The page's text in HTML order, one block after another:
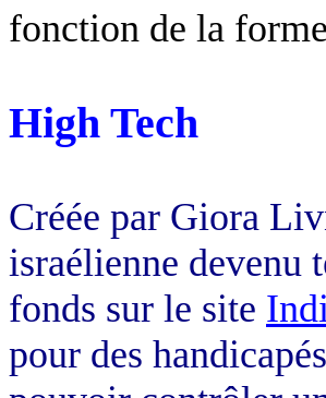
fonction de la
High Tech
Créée par Giora
israélienne devenu
fonds sur le site
pour des